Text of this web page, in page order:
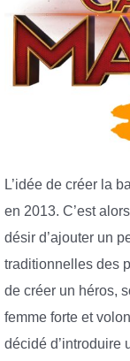
L’idée de créer la
en 2013. C’est
désir d’ajouter un
traditionnelles des
de créer un héros,
femme forte et
décidé d’introduire